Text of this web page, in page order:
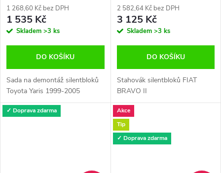
1 268,60 Kč bez DPH
1 535 Kč
Skladem >3 ks
DO KOŠÍKU
Sada na demontáž silentbloků
Toyota Yaris 1999-2005
2 582,64 Kč bez DPH
3 125 Kč
Skladem >3 ks
DO KOŠÍKU
Stahovák silentbloků FIAT
BRAVO II
✓ Doprava zdarma
Akce
Tip
✓ Doprava zdarma